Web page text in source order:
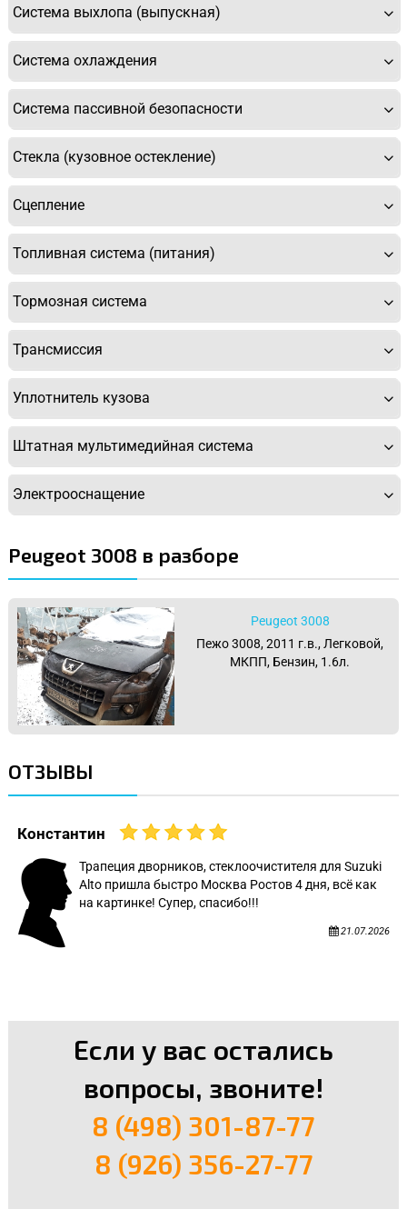
Система выхлопа (выпускная)
Система охлаждения
Система пассивной безопасности
Стекла (кузовное остекление)
Сцепление
Топливная система (питания)
Тормозная система
Трансмиссия
Уплотнитель кузова
Штатная мультимедийная система
Электрооснащение
Peugeot 3008 в разборе
Peugeot 3008
Пежо 3008, 2011 г.в., Легковой,
МКПП, Бензин, 1.6л.
ОТЗЫВЫ
Константин
Трапеция дворников, стеклоочистителя для Suzuki
Alto пришла быстро Москва Ростов 4 дня, всё как
на картинке! Супер, спасибо!!!
21.07.2026
Если у вас остались
вопросы, звоните!
8 (498) 301-87-77
8 (926) 356-27-77